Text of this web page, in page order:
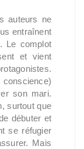
auteurs ne
entraînent
Le complot
et vient
son mari.
surtout que
débuter et
se réfugier
Mais